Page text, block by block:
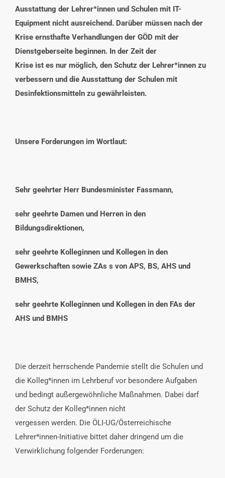
Ausstattung der Lehrer*innen und Schulen mit IT-
Equipment nicht ausreichend. Darüber müssen nach der
Krise ernsthafte Verhandlungen der GÖD mit der
Dienstgeberseite beginnen. In der Zeit der
Krise ist es nur möglich, den Schutz der Lehrer*innen zu
verbessern und die Ausstattung der Schulen mit
Desinfektionsmitteln zu gewährleisten.
Unsere Forderungen im Wortlaut:
Sehr geehrter Herr Bundesminister Fassmann,
sehr geehrte Damen und Herren in den
Bildungsdirektionen,
sehr geehrte Kolleginnen und Kollegen in den
Gewerkschaften sowie ZAs s von APS, BS, AHS und
BMHS,
sehr geehrte Kolleginnen und Kollegen in den FAs der
AHS und BMHS
Die derzeit herrschende Pandemie stellt die Schulen und
die Kolleg*innen im Lehrberuf vor besondere Aufgaben
und bedingt außergewöhnliche Maßnahmen. Dabei darf
der Schutz der Kolleg*innen nicht
vergessen werden. Die ÖLI-UG/Österreichische
Lehrer*innen-Initiative bittet daher dringend um die
Verwirklichung folgender Forderungen: